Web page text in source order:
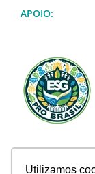
Utilizamos
APOIO: